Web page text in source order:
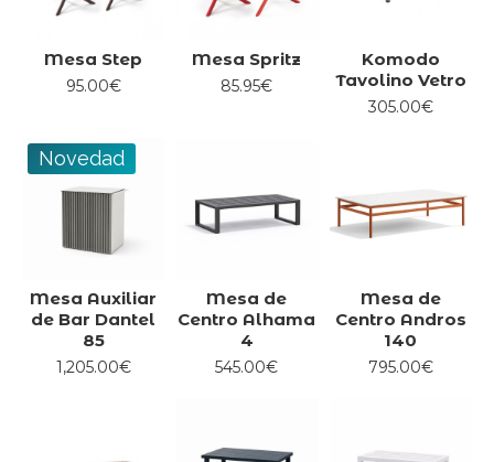
Mesa Step
95.00€
Mesa Spritz
85.95€
Komodo
Tavolino Vetro
305.00€
Novedad
Mesa Auxiliar
de Bar Dantel
85
1,205.00€
Mesa de
Centro Alhama
4
545.00€
Mesa de
Centro Andros
140
795.00€